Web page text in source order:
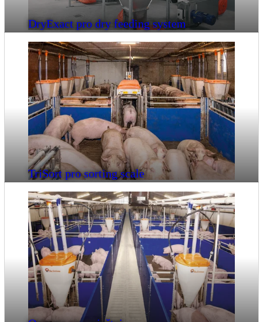
DryExact pro dry feeding system
TriSort pro sorting scale